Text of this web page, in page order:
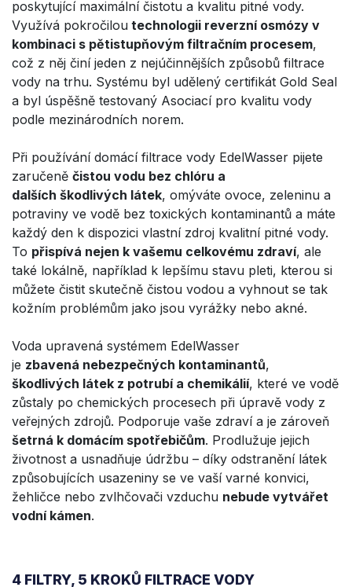
poskytující maximální čistotu a kvalitu pitné vody.
Využívá pokročilou technologii reverzní osmózy v
kombinaci s pětistupňovým filtračním procesem,
což z něj činí jeden z nejúčinnějších způsobů filtrace
vody na trhu. Systému byl udělený certifikát Gold Seal
a byl úspěšně testovaný Asociací pro kvalitu vody
podle mezinárodních norem.
Při používání domácí filtrace vody EdelWasser pijete
zaručeně čistou vodu bez chlóru a
dalších škodlivých látek, omýváte ovoce, zeleninu a
potraviny ve vodě bez toxických kontaminantů a máte
každý den k dispozici vlastní zdroj kvalitní pitné vody.
To přispívá nejen k vašemu celkovému zdraví, ale
také lokálně, například k lepšímu stavu pleti, kterou si
můžete čistit skutečně čistou vodou a vyhnout se tak
kožním problémům jako jsou vyrážky nebo akné.
Voda upravená systémem EdelWasser
je zbavená nebezpečných kontaminantů,
škodlivých látek z potrubí a chemikálií, které ve vodě
zůstaly po chemických procesech při úpravě vody z
veřejných zdrojů. Podporuje vaše zdraví a je zároveň
šetrná k domácím spotřebičům. Prodlužuje jejich
životnost a usnadňuje údržbu – díky odstranění látek
způsobujících usazeniny se ve vaší varné konvici,
žehličce nebo zvlhčovači vzduchu nebude vytvářet
vodní kámen.
4 FILTRY, 5 KROKŮ FILTRACE VODY